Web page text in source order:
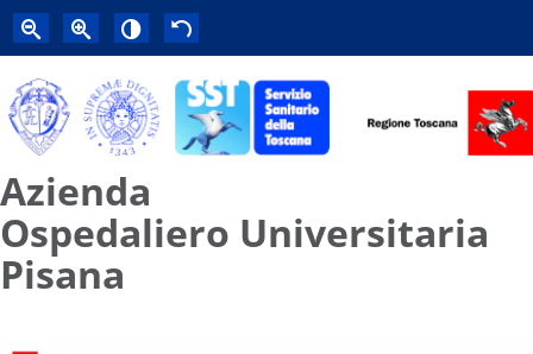
Azienda
Ospedaliero Universitaria
Pisana